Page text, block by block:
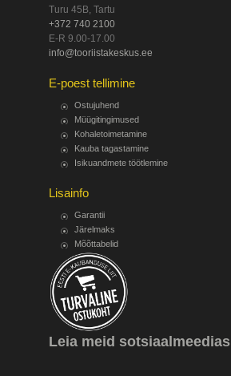
Turu 45B, Tartu
+372 740 2100
E-R 9.00-17.00
info@tooriistakeskus.ee
E-poest tellimine
Ostujuhend
Müügitingimused
Kohaletoimetamine
Kauba tagastamine
Isikuandmete töötlemine
Lisainfo
Garantii
Järelmaks
Mõõttabelid
Leia meid sotsiaalmeedias